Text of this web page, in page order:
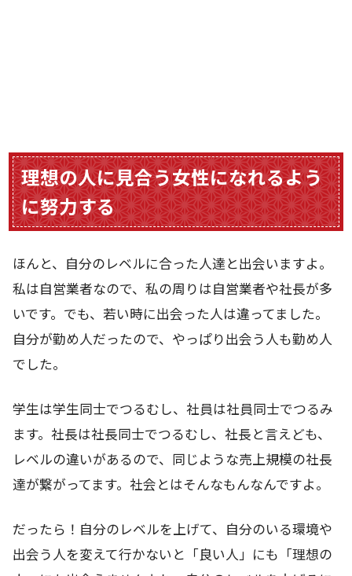
理想の人に見合う女性になれるよう
に努力する
ほんと、自分のレベルに合った人達と出会いますよ。
私は自営業者なので、私の周りは自営業者や社長が多
いです。でも、若い時に出会った人は違ってました。
自分が勤め人だったので、やっぱり出会う人も勤め人
でした。
学生は学生同士でつるむし、社員は社員同士でつるみ
ます。社長は社長同士でつるむし、社長と言えども、
レベルの違いがあるので、同じような売上規模の社長
達が繋がってます。社会とはそんなもんなんですよ。
だったら！自分のレベルを上げて、自分のいる環境や
出会う人を変えて行かないと「良い人」にも「理想の